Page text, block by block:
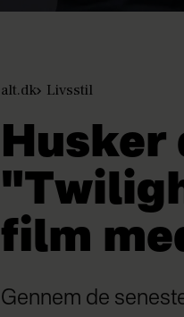
alt.dk Livsstil
Husker
film
Gennem de